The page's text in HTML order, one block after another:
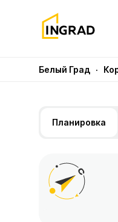
Белый Град ·
Планировка